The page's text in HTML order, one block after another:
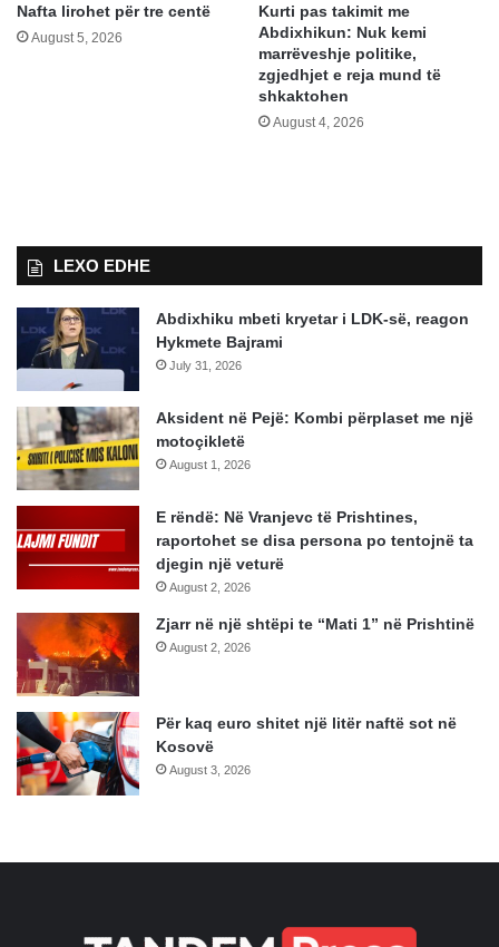
Nafta lirohet për tre centë
August 5, 2026
Kurti pas takimit me
Abdixhikun: Nuk kemi
marrëveshje politike,
zgjedhjet e reja mund të
shkaktohen
August 4, 2026
LEXO EDHE
Abdixhiku mbeti kryetar i LDK-së, reagon
Hykmete Bajrami
July 31, 2026
Aksident në Pejë: Kombi përplaset me një
motoçikletë
August 1, 2026
E rëndë: Në Vranjevc të Prishtines,
raportohet se disa persona po tentojnë ta
djegin një veturë
August 2, 2026
Zjarr në një shtëpi te “Mati 1” në Prishtinë
August 2, 2026
Për kaq euro shitet një litër naftë sot në
Kosovë
August 3, 2026